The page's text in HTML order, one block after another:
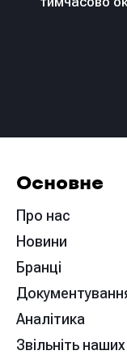
Основне
Про нас
Новини
Бранці
Аналітика
Звільніть